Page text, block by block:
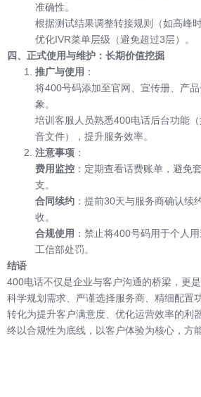
准确性。
根据测试结果调整转接规则（如高峰
优化IVR菜单层级（避免超过3层）。
四、正式使用与维护：长期价值挖掘
推广与使用 ：
将400号码添加至官网、宣传册、产
象。
培训客服人员熟悉400电话后台功能
音文件），提升服务效率。
注意事项 ：
费用监控 ：定期查看话费账单，避免
支。
合同续约 ：提前30天与服务商确认续
收。
合规使用 ：禁止将400号码用于个人
工信部处罚。
结语
400电话不仅是企业与客户沟通的桥梁，更
科学规划需求、严谨选择服务商、精细配置
转化为提升客户满意度、优化运营效率的利
终以合规性为底线，以客户体验为核心，方